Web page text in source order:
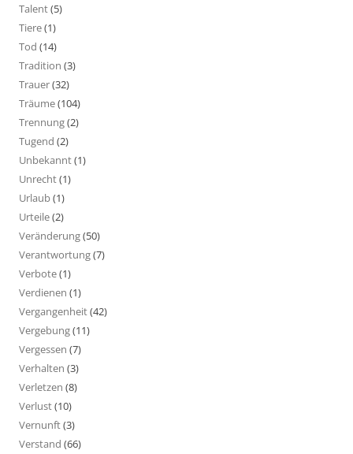
Talent(5)
Tiere(1)
Tod (14)
Tradition (3)
Trauer(32)
Träume(104)
Trennung(2)
Tugend (2)
Unbekannt(1)
Unrecht(1)
Urlaub(1)
Urteile(2)
Veränderung(50)
Verantwortung(7)
Verbote(1)
Verdienen (1)
Vergangenheit(42)
Vergebung(11)
Vergessen (7)
Verhalten (3)
Verletzen (8)
Verlust(10)
Vernunft(3)
Verstand (66)